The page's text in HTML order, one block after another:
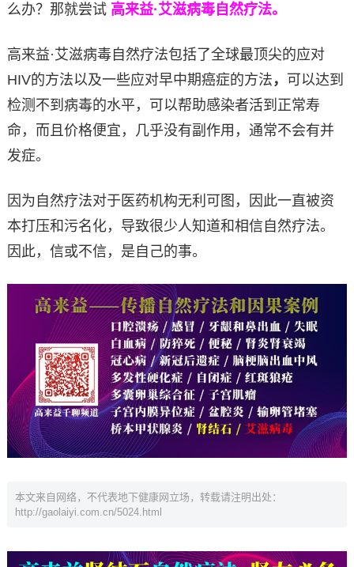
么办？那就尝试高来益·艾滋病毒自然疗法。
高来益·艾滋病毒自然疗法包括了全球最顶尖的应对
HIV的方法以及一些应对早中期癌症的方法 ， 可以达到
检测不到病毒的水平，可以帮助感染者活到正常寿
命，而且价格便宜，几乎没有副作用，通常不会有并
发症。
因为自然疗法对于医药机构无利可图，因此一直被资
本打压和污名化，导致很少人知道和相信自然疗法。
因此，信或不信，是自己的事。
本文来自网络，不代表地下健康网立场，转载请注明出处：
http://gaolaiyi.com.cn/5024.html